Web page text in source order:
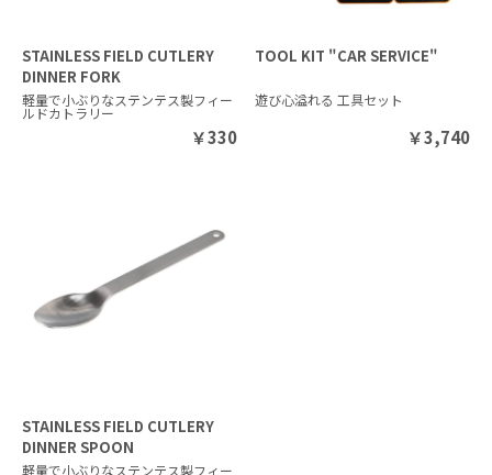
STAINLESS FIELD CUTLERY
DINNER FORK
軽量で小ぶりなステンテス製フィー
ルドカトラリー
￥330
TOOL KIT "CAR SERVICE"
遊び心溢れる 工具セット
￥3,740
STAINLESS FIELD CUTLERY
DINNER SPOON
軽量で小ぶりなステンテス製フィー